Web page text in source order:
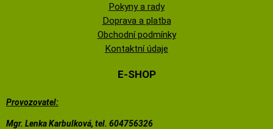
Pokyny a rady
Doprava a platba
Obchodní podmínky
Kontaktní údaje
E-SHOP
Provozovatel:
Mgr. Lenka Karbulková, tel. 604756326